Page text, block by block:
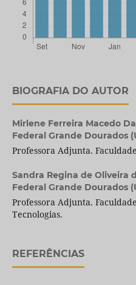
BIOGRAFIA DO AUTOR
Mirlene Ferreira Macedo
Federal Grande Dourados
Professora Adjunta.
Sandra Regina de Oliveira
Federal Grande Dourados
Professora Adjunta.
Tecnologias.
REFERÊNCIAS